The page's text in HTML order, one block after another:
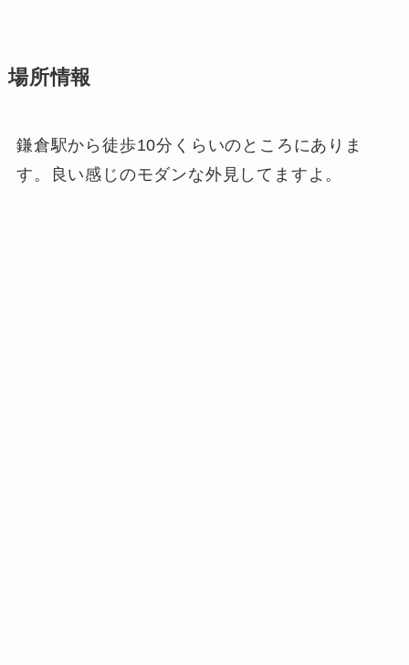
場所情報
鎌倉駅から徒歩10分くらいのところにありま
す。良い感じのモダンな外見してますよ。